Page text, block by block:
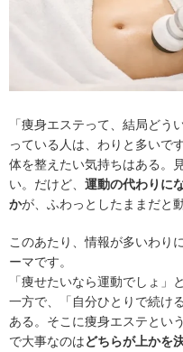
「痩身エステって、結局どう
っている人は、わりと多いです
体を整えたい気持ちはある。
い。だけど、 運動の代わりに
かが、ふわっとしたままだと
このあたり、情報が多いわり
ーマです。
「痩せたいなら運動でしょ
一方で、「自分ひとりで続け
ある。そこに痩身エステとい
で大事なのはどちらが上かを